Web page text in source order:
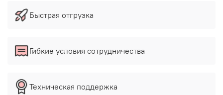
Быстрая отгрузка
Гибкие условия сотрудничества
Техническая поддержка